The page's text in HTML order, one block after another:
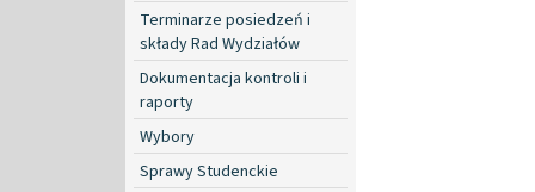
Terminarze posiedzeń i
składy Rad Wydziałów
Dokumentacja kontroli i
raporty
Wybory
Sprawy Studenckie